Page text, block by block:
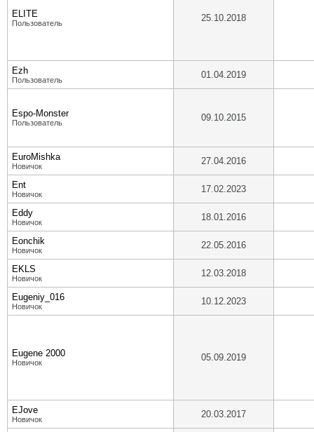
ELITE
Пользователь 25.10.2018
Ezh
Пользователь 01.04.2019
Espo-Monster
Пользователь 09.10.2015
EuroMishka
Новичок 27.04.2016
Ent
Новичок 17.02.2023
Eddy
Новичок 18.01.2016
Eonchik
Новичок 22.05.2016
EKLS
Новичок 12.03.2018
Eugeniy_016
Новичок 10.12.2023
Eugene 2000
Новичок 05.09.2019
EJove
Новичок 20.03.2017